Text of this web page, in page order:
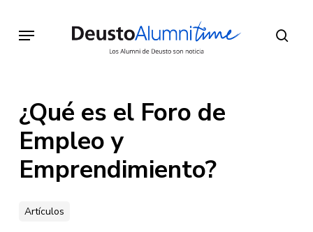
main
Menu
¿Qué es el Foro de
Empleo y
Emprendimiento?
Artículos